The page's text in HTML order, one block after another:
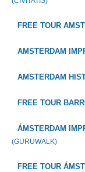
FREE TOUR
AMSTERDAM
AMSTERDAM
FREE TOUR
ÁMSTERDAM
(GURUWALK)
FREE TOUR